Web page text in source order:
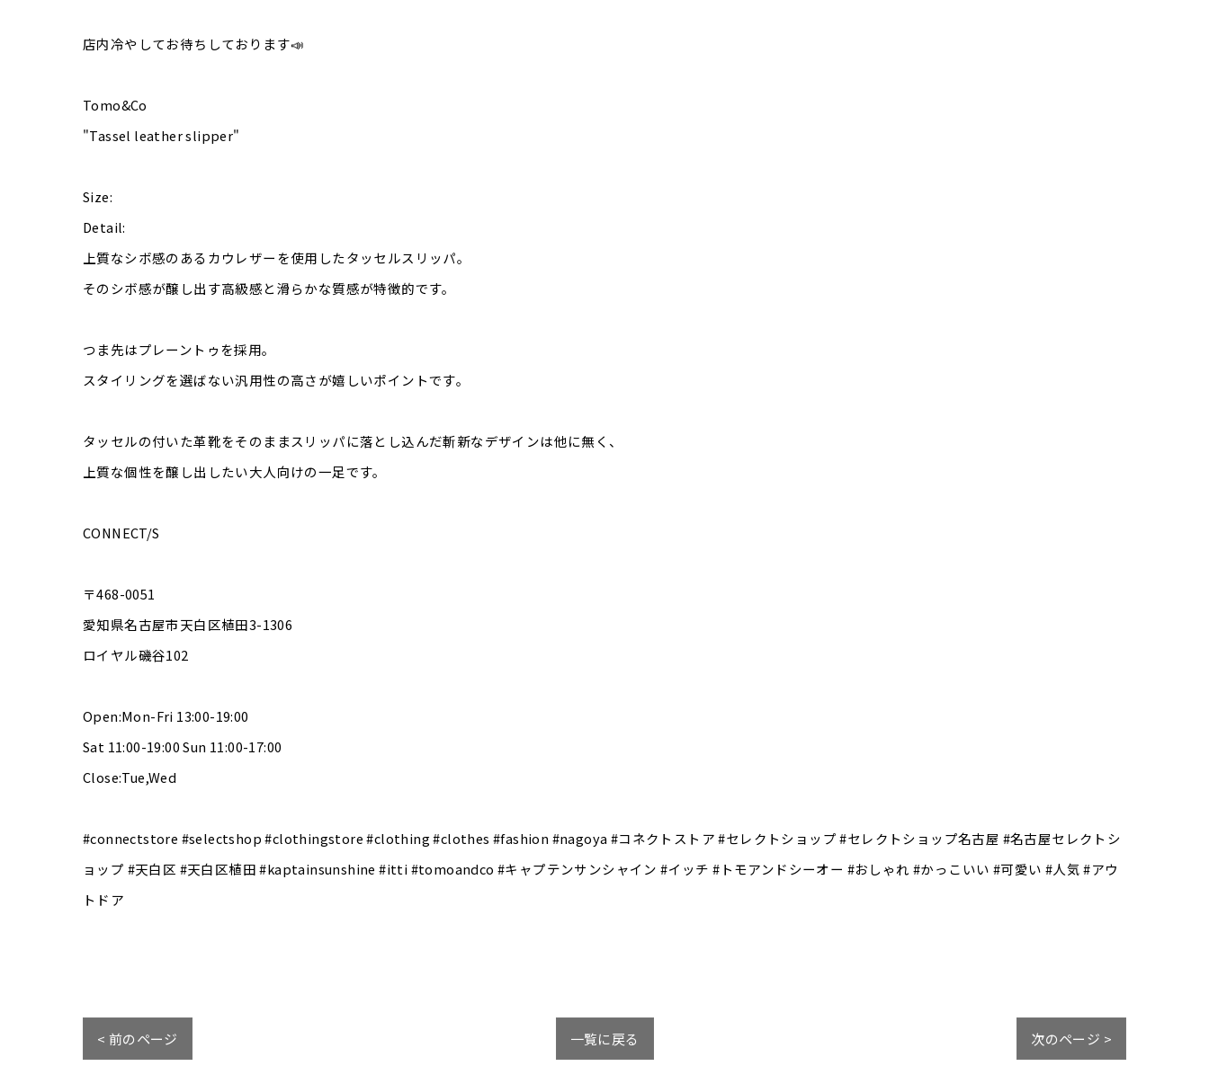
店内冷やしてお待ちしております📣
Tomo&Co
"Tassel leather slipper"
Size:
Detail:
上質なシボ感のあるカウレザーを使用したタッセルスリッパ。
そのシボ感が醸し出す高級感と滑らかな質感が特徴的です。
つま先はプレーントゥを採用。
スタイリングを選ばない汎用性の高さが嬉しいポイントです。
タッセルの付いた革靴をそのままスリッパに落とし込んだ斬新なデザインは他に無く、
上質な個性を醸し出したい大人向けの一足です。
CONNECT/S
〒468-0051
愛知県名古屋市天白区植田3-1306
ロイヤル磯谷102
Open:Mon-Fri 13:00-19:00
Sat 11:00-19:00 Sun 11:00-17:00
Close:Tue,Wed
#connectstore #selectshop #clothingstore #clothing #clothes #fashion #nagoya #コネクトストア #セレクトショップ #セレクトショップ名古屋 #名古屋セレクトシ
ョップ #天白区 #天白区植田 #kaptainsunshine #itti #tomoandco #キャプテンサンシャイン #イッチ #トモアンドシーオー #おしゃれ #かっこいい #可愛い #人気 #アウ
トドア
< 前のページ 一覧に戻る 次のページ >